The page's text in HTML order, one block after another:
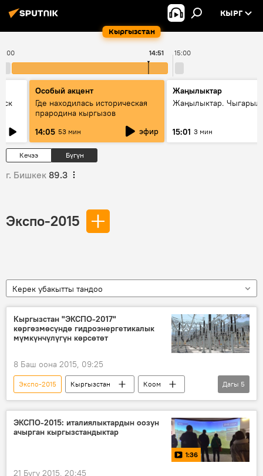
Кыргызстан
КЫРГ
15:00
14:51
Особый акцент
Где находилась историческая
прародина кыргызов
14:05 53 мин эфир
Жаңылыктар
Жаңылыктар.
15:01 3 мин
Кечээ Бүгүн
г. Бишкек 89.3
Экспо-2015
Керек убакытты тандоо
Кыргызстан "ЭКСПО-2017"
көргөзмөсүндө гидроэнергетикалык
мүмкүнчүлүгүн көрсөтөт
8 Баш оона 2015, 09:25
Экспо-2015 Кыргызстан
Коом
Жаңылыктар
Кыргызстандагы туристтик сезон-2015
Казакстан
көргөзмө жыйын
Дагы 5
ЭКСПО-2015: италиялыктардын оозун
ачырган кыргызстандыктар
1:36
21 Бугу 2015, 20:45